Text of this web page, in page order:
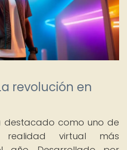
revolución en
destacado como uno de
virtual más